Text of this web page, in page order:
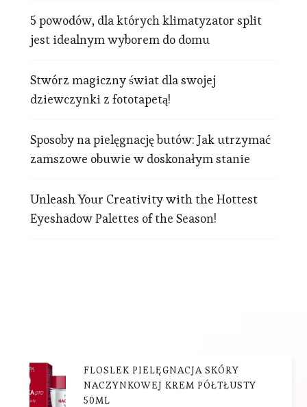
5 powodów, dla których klimatyzator split
jest idealnym wyborem do domu
Stwórz magiczny świat dla swojej
dziewczynki z fototapetą!
Sposoby na pielęgnację butów: Jak utrzymać
zamszowe obuwie w doskonałym stanie
Unleash Your Creativity with the Hottest
Eyeshadow Palettes of the Season!
FLOSLEK PIELĘGNACJA SKÓRY
NACZYNKOWEJ KREM PÓŁTŁUSTY
50ML